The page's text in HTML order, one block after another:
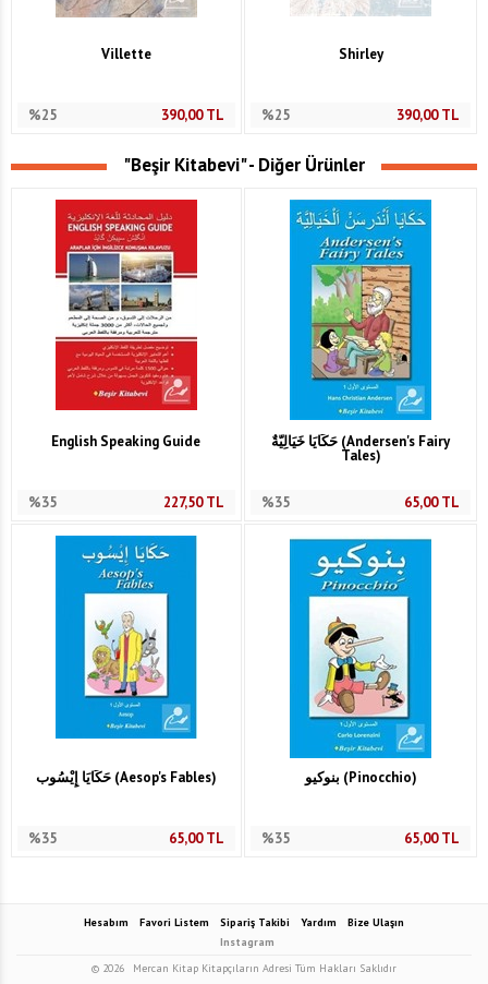
Villette
%25 390,00TL
Shirley
%25 390,00TL
"Beşir Kitabevi" - Diğer Ürünler
English Speaking Guide
%35 227,50TL
حَكَايَا خَيَالِيَّةٌ (Andersen's Fairy
Tales)
%35 65,00TL
حَكَايَا إِيْسُوب (Aesop's Fables)
%35 65,00TL
بنوكيو (Pinocchio)
%35 65,00TL
Hesabım Favori Listem Sipariş Takibi Yardım
Bize Ulaşın
Instagram
© 2026
Mercan Kitap Kitapçıların Adresi Tüm Hakları Saklıdır